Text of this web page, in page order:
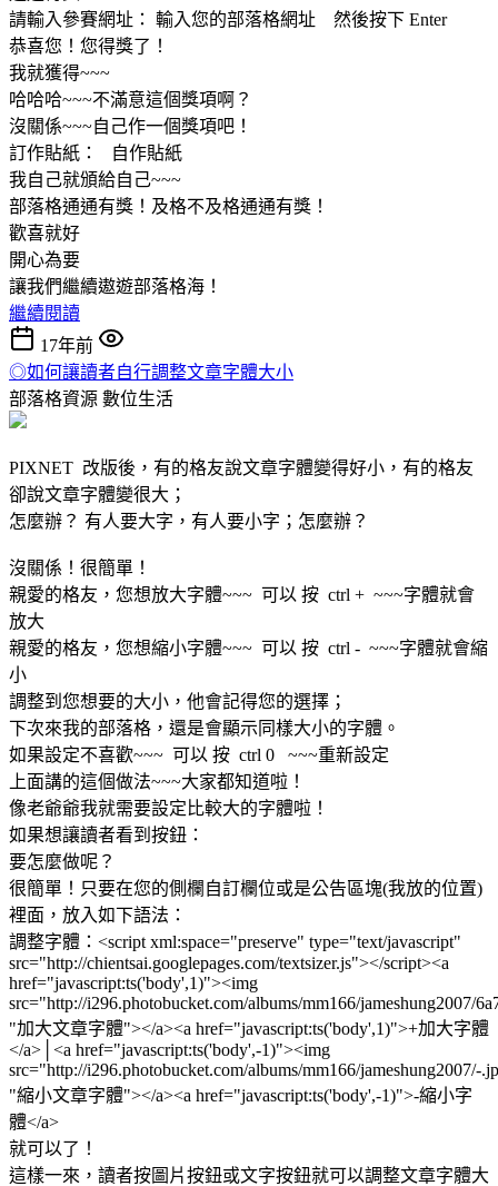
請輸入參賽網址： 輸入您的部落格網址 然後按下 Enter
恭喜您！您得獎了！
我就獲得~~~
哈哈哈~~~不滿意這個獎項啊？
沒關係~~~自己作一個獎項吧！
訂作貼紙： 自作貼紙
我自己就頒給自己~~~
部落格通通有獎！及格不及格通通有獎！
歡喜就好
開心為要
讓我們繼續遨遊部落格海！
繼續閱讀
17年前
◎如何讓讀者自行調整文章字體大小
部落格資源 數位生活
PIXNET 改版後，有的格友說文章字體變得好小，有的格友
卻說文章字體變很大；
怎麼辦？ 有人要大字，有人要小字；怎麼辦？
沒關係！很簡單！
親愛的格友，您想放大字體~~~ 可以 按 ctrl + ~~~字體就會
放大
親愛的格友，您想縮小字體~~~ 可以 按 ctrl - ~~~字體就會縮
小
調整到您想要的大小，他會記得您的選擇；
下次來我的部落格，還是會顯示同樣大小的字體。
如果設定不喜歡~~~ 可以 按 ctrl 0 ~~~重新設定
上面講的這個做法~~~大家都知道啦！
像老爺爺我就需要設定比較大的字體啦！
如果想讓讀者看到按鈕：
要怎麼做呢？
很簡單！只要在您的側欄自訂欄位或是公告區塊(我放的位置)
裡面，放入如下語法：
調整字體：<script xml:space="preserve" type="text/javascript"
src="http://chientsai.googlepages.com/textsizer.js"></script><a
href="javascript:ts('body',1)"><img
src="http://i296.photobucket.com/albums/mm166/jameshung2007/
"加大文章字體"></a><a href="javascript:ts('body',1)">+加大字體
</a>│<a href="javascript:ts('body',-1)"><img
src="http://i296.photobucket.com/albums/mm166/jameshung2007/-
"縮小文章字體"></a><a href="javascript:ts('body',-1)">-縮小字
體</a>
就可以了！
這樣一來，讀者按圖片按鈕或文字按鈕就可以調整文章字體大